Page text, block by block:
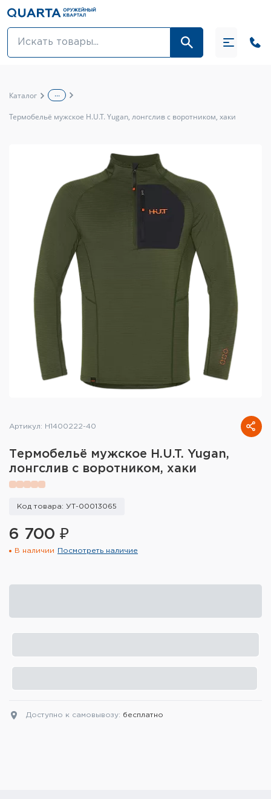
Оптовикам
Средства для ухода за оружием
Тюнинг оружия и ЗИП
Обувь
Тактическое снаряжение
Высокоточная стрельба
Спортивная стрельба
Пневматика
Развлекательная стрельба
Кобуры и системы ношения
снаряжения
Сумки и рюкзаки
Каталог ...
Термобельё мужское H.U.T. Yugan, лонгслив с воротником, хаки
Артикул: H1400222-40
Термобельё мужское H.U.T. Yugan,
лонгслив с воротником, хаки
Код товара: УТ-00013065
6 700 ₽
В наличии Посмотреть наличие
Доступно к самовывозу: бесплатно